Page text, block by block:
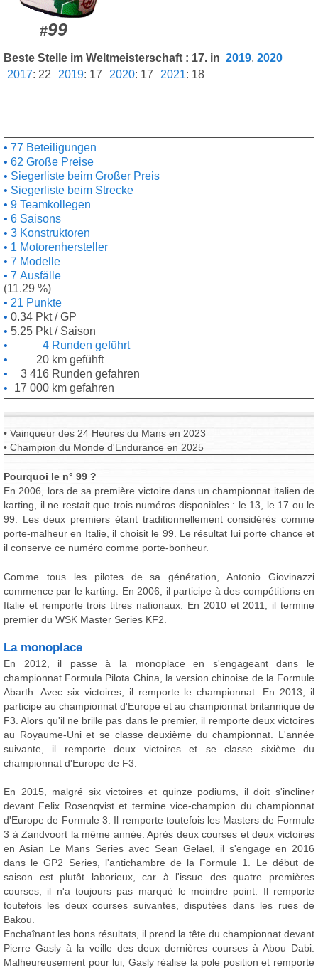
#99
Beste Stelle im Weltmeisterschaft : 17. in 2019, 2020
2017: 22 2019: 17 2020: 17 2021: 18
77 Beteiligungen
62 Große Preise
Siegerliste beim Großer Preis
Siegerliste beim Strecke
9 Teamkollegen
6 Saisons
3 Konstruktoren
1 Motorenhersteller
7 Modelle
7 Ausfälle
(11.29 %)
21 Punkte
0.34 Pkt / GP
5.25 Pkt / Saison
4 Runden geführt
20 km gefühft
3 416 Runden gefahren
17 000 km gefahren
• Vainqueur des 24 Heures du Mans en 2023
• Champion du Monde d'Endurance en 2025
Pourquoi le n° 99 ?
En 2006, lors de sa première victoire dans un championnat italien de
karting, il ne restait que trois numéros disponibles : le 13, le 17 ou le
99. Les deux premiers étant traditionnellement considérés comme
porte-malheur en Italie, il choisit le 99. Le résultat lui porte chance et
il conserve ce numéro comme porte-bonheur.
Comme tous les pilotes de sa génération, Antonio Giovinazzi
commence par le karting. En 2006, il participe à des compétitions en
Italie et remporte trois titres nationaux. En 2010 et 2011, il termine
premier du WSK Master Series KF2.
La monoplace
En 2012, il passe à la monoplace en s'engageant dans le
championnat Formula Pilota China, la version chinoise de la Formule
Abarth. Avec six victoires, il remporte le championnat. En 2013, il
participe au championnat d'Europe et au championnat britannique de
F3. Alors qu'il ne brille pas dans le premier, il remporte deux victoires
au Royaume-Uni et se classe deuxième du championnat. L'année
suivante, il remporte deux victoires et se classe sixième du
championnat d'Europe de F3.
En 2015, malgré six victoires et quinze podiums, il doit s'incliner
devant Felix Rosenqvist et termine vice-champion du championnat
d'Europe de Formule 3. Il remporte toutefois les Masters de Formule
3 à Zandvoort la même année. Après deux courses et deux victoires
en Asian Le Mans Series avec Sean Gelael, il s'engage en 2016
dans le GP2 Series, l'antichambre de la Formule 1. Le début de
saison est plutôt laborieux, car à l'issue des quatre premières
courses, il n'a toujours pas marqué le moindre point. Il remporte
toutefois les deux courses suivantes, disputées dans les rues de
Bakou.
Enchaînant les bons résultats, il prend la tête du championnat devant
Pierre Gasly à la veille des deux dernières courses à Abou Dabi.
Malheureusement pour lui, Gasly réalise la pole position et remporte